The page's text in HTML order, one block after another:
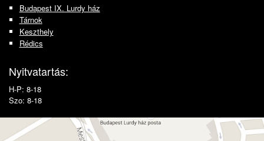
Budapest IX. Lurdy ház
Tárnok
Keszthely
Rédics
Nyitvatartás:
H-P: 8-18
Szo: 8-18